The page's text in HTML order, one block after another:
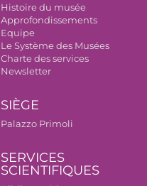
Histoire du musée
Approfondissements
Equipe
Le Système des Musées
Charte des services
Newsletter
SIÈGE
Palazzo Primoli
SERVICES
SCIENTIFIQUES